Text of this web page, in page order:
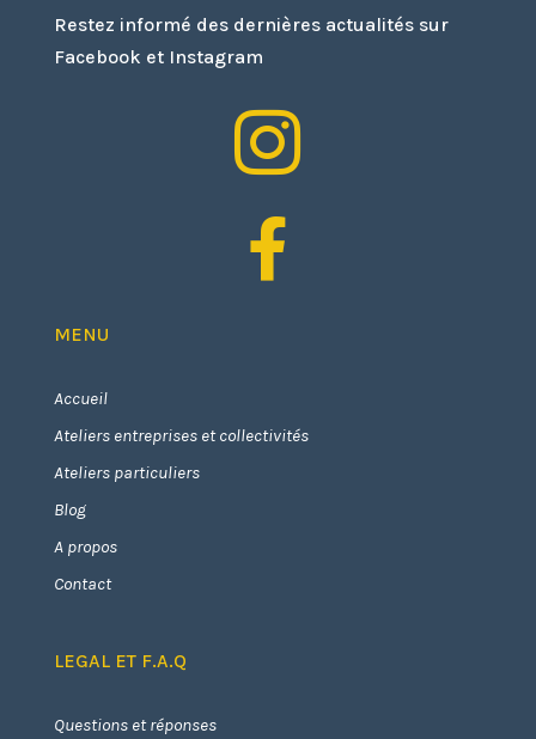
Restez informé des dernières actualités sur
Facebook et Instagram


MENU
Accueil
Ateliers entreprises et collectivités
Ateliers particuliers
Blog
A propos
Contact
LEGAL ET F.A.Q
Questions et réponses